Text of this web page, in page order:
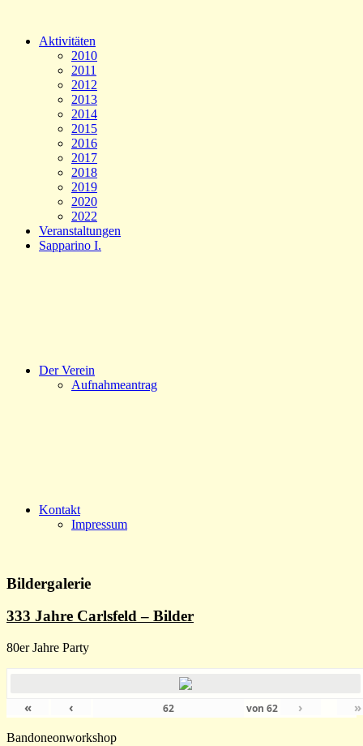
Aktivitäten
2010
2011
2012
2013
2014
2015
2016
2017
2018
2019
2020
2022
Veranstaltungen
Sapparino I.
Der Verein
Aufnahmeantrag
Kontakt
Impressum
Bildergalerie
333 Jahre Carlsfeld – Bilder
80er Jahre Party
« ‹ von62 › »
Bandoneonworkshop